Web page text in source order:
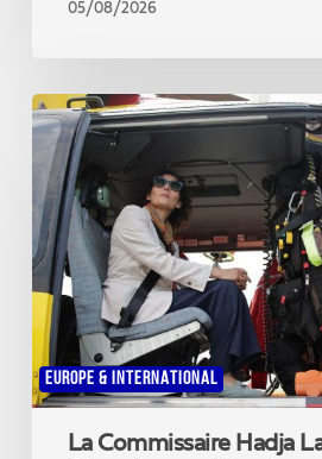
05/08/2026
EUROPE & INTERNATIONAL
La
Commissaire
Hadja
Lahbib
en
Gironde
pour
témoigner
de
solidarité
européenne
La Commissaire Hadja